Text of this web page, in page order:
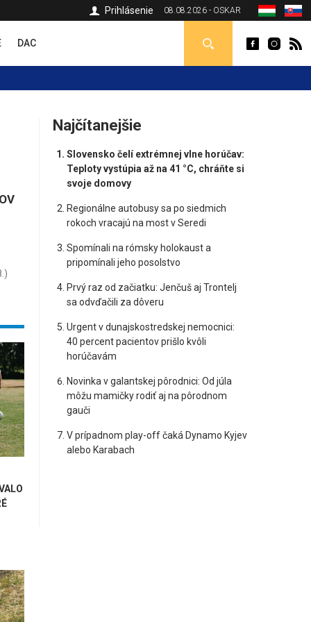
08.08.2026 - OSKAR
Prihlásenie
DAC
Najčítanejšie
Slovensko čelí extrémnej vlne horúčav:
Teploty vystúpia až na 41 °C, chráňte si
svoje domovy
Regionálne autobusy sa po siedmich
rokoch vracajú na most v Seredi
Spomínali na rómsky holokaust a
pripomínali jeho posolstvo
Prvý raz od začiatku: Jenčuš aj Trontelj
sa odvďačili za dôveru
Urgent v dunajskostredskej nemocnici:
40 percent pacientov prišlo kvôli
horúčavám
Novinka v galantskej pôrodnici: Od júla
môžu mamičky rodiť aj na pôrodnom
gauči
V prípadnom play-off čaká Dynamo Kyjev
alebo Karabach